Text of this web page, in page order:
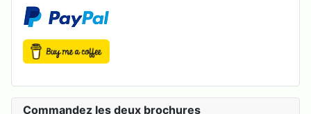
Commandez les deux brochures